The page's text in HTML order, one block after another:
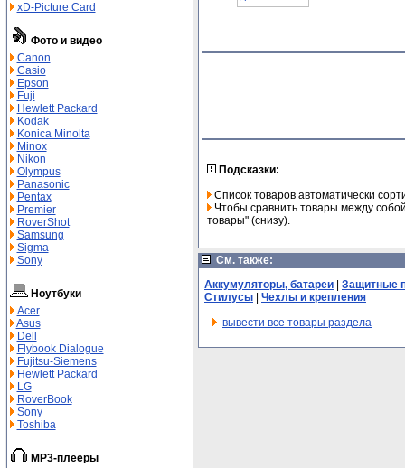
xD-Picture Card
Фото и видео
Canon
Casio
Epson
Fuji
Hewlett Packard
Kodak
Konica Minolta
Minox
Nikon
Olympus
Panasonic
Pentax
Premier
RoverShot
Samsung
Sigma
Sony
Ноутбуки
Acer
Asus
Dell
Flybook Dialogue
Fujitsu-Siemens
Hewlett Packard
LG
RoverBook
Sony
Toshiba
MP3-плееры
Подсказки:
Список товаров автоматически
Чтобы сравнить товары между
товары" (снизу).
См. также:
Аккумуляторы, батареи
Защитные
Стилусы
Чехлы и крепления
вывести все товары раздела